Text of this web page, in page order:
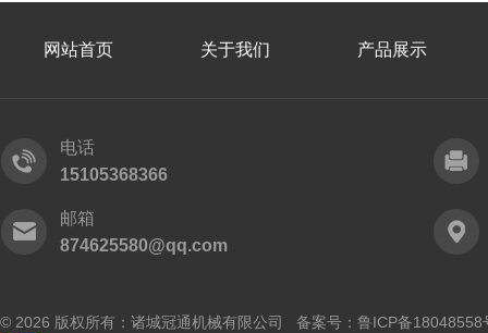
网站首页 关于我们 产品展示
电话
15105368366
邮箱
874625580@qq.com
© 2026 版权所有：诸城冠通机械有限公司 备案号： 鲁ICP备18048558